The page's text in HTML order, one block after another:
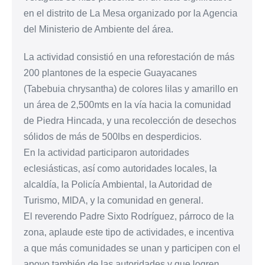
en el distrito de La Mesa organizado por la Agencia
del Ministerio de Ambiente del área.
La actividad consistió en una reforestación de más
200 plantones de la especie Guayacanes
(Tabebuia chrysantha) de colores lilas y amarillo en
un área de 2,500mts en la vía hacia la comunidad
de Piedra Hincada, y una recolección de desechos
sólidos de más de 500lbs en desperdicios.
En la actividad participaron autoridades
eclesiásticas, así como autoridades locales, la
alcaldía, la Policía Ambiental, la Autoridad de
Turismo, MIDA, y la comunidad en general.
El reverendo Padre Sixto Rodríguez, párroco de la
zona, aplaude este tipo de actividades, e incentiva
a que más comunidades se unan y participen con el